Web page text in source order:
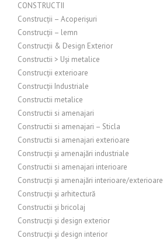
CONSTRUCTII
Construcții – Acoperișuri
Construcții – lemn
Construcții & Design Exterior
Constructii > Uși metalice
Construcții exterioare
Construcții Industriale
Constructii metalice
Constructii si amenajari
Constructii si amenajari – Sticla
Constructii si amenajari exterioare
Construcții și amenajări industriale
Constructii si amenajari interioare
Construcții și amenajări interioare/exterioare
Construcții și arhitectură
Constructii și bricolaj
Construcții și design exterior
Construcții și design interior